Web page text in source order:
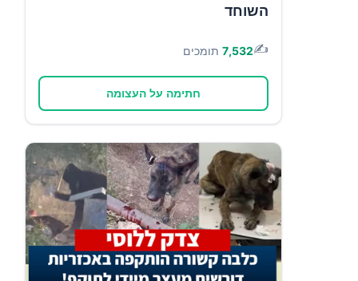
השוחד
✍️
7,532 תומכים
חתימה על העצומה